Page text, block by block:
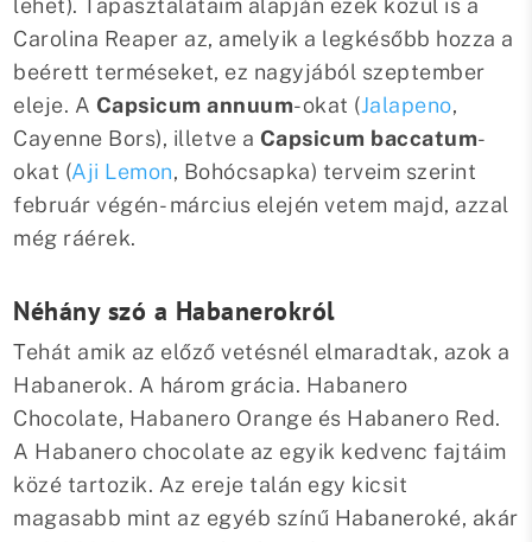
lehet). Tapasztalataim alapján ezek közül is a
Carolina Reaper az, amelyik a legkésőbb hozza a
beérett terméseket, ez nagyjából szeptember
eleje. A Capsicum annuum-okat (Jalapeno,
Cayenne Bors), illetve a Capsicum baccatum-
okat (Aji Lemon, Bohócsapka) terveim szerint
február végén- március elején vetem majd, azzal
még ráérek.
Néhány szó a Habanerokról
Tehát amik az előző vetésnél elmaradtak, azok a
Habanerok. A három grácia. Habanero
Chocolate, Habanero Orange és Habanero Red.
A Habanero chocolate az egyik kedvenc fajtáim
közé tartozik. Az ereje talán egy kicsit
magasabb mint az egyéb színű Habaneroké, akár